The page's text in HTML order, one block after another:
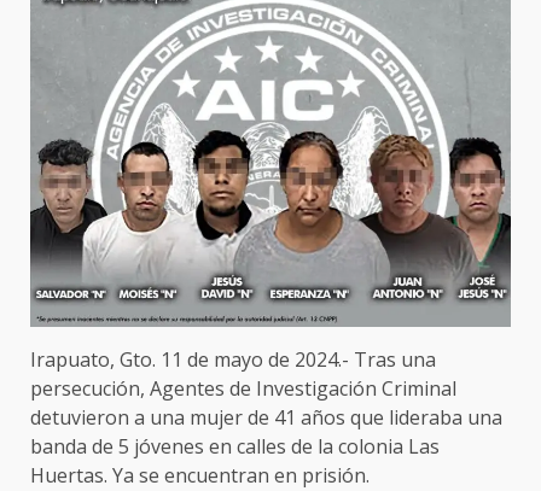
Irapuato, Gto. 11 de mayo de 2024.- Tras una
persecución, Agentes de Investigación Criminal
detuvieron a una mujer de 41 años que lideraba una
banda de 5 jóvenes en calles de la colonia Las
Huertas. Ya se encuentran en prisión.